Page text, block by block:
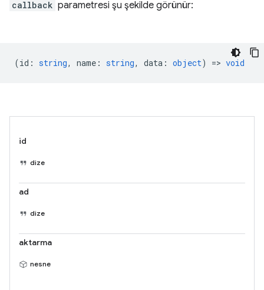
callback parametresi şu şekilde görünür:
(id : string, name : string, data : object) => void
id
dize
ad
dize
aktarma
nesne